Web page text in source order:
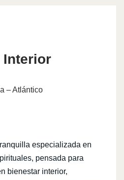
Interior
– Atlántico
especializada en
pensada para
bienestar interior,